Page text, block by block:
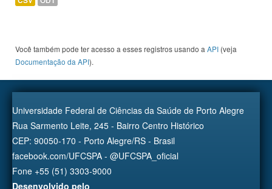
Você também pode ter acesso a esses registros usando a API (veja
Documentação da API).
Universidade Federal de Ciências da Saúde de Porto Alegre
Rua Sarmento Leite, 245 - Bairro Centro Histórico
CEP: 90050-170 - Porto Alegre/RS - Brasil
facebook.com/UFCSPA - @UFCSPA_oficial
Fone +55 (51) 3303-9000
Desenvolvido pelo